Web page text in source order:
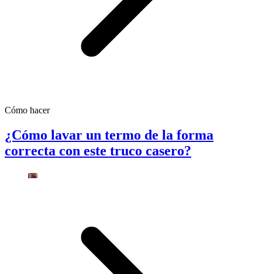
Cómo hacer
¿Cómo lavar un termo de la forma
correcta con este truco casero?